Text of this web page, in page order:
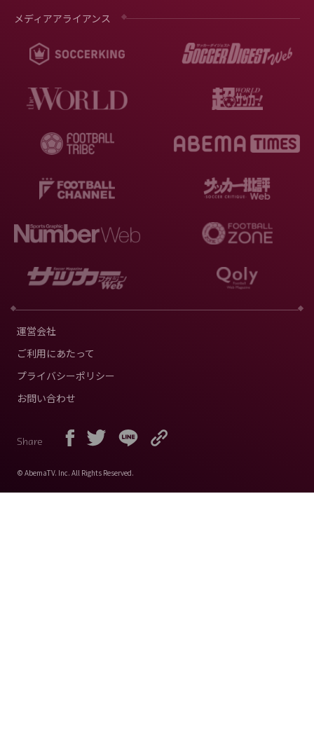
メディアアライアンス
運営会社
ご利用にあたって
プライバシーポリシー
お問い合わせ
Share
© AbemaTV. Inc. All Rights Reserved.